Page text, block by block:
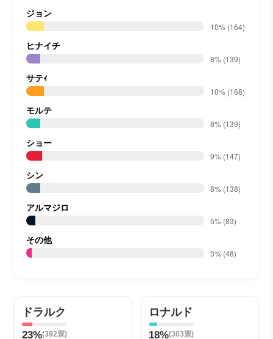
ジョン
10% (164)
ヒナイチ
8% (139)
サテｨ
10% (168)
モルテ
8% (139)
ショー
9% (147)
シン
8% (138)
アルマジロ
5% (83)
その他
3% (48)
ドラルク
23%(392票)
ロナルド
18%(303票)